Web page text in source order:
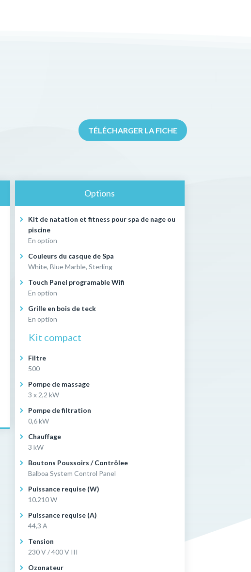
TÉLÉCHARGER LA FICHE
Options
Kit de natation et fitness pour spa de nage ou
piscine
En option
Couleurs du casque de Spa
White, Blue Marble, Sterling
Touch Panel programable Wifi
En option
Grille en bois de teck
En option
Kit compact
Filtre
500
Pompe de massage
3 x 2,2 kW
Pompe de filtration
0,6 kW
Chauffage
3 kW
Boutons Poussoirs / Contrôlee
Balboa System Control Panel
Puissance requise (W)
10.210 W
Puissance requise (A)
44,3 A
Tension
230 V / 400 V III
Ozonateur